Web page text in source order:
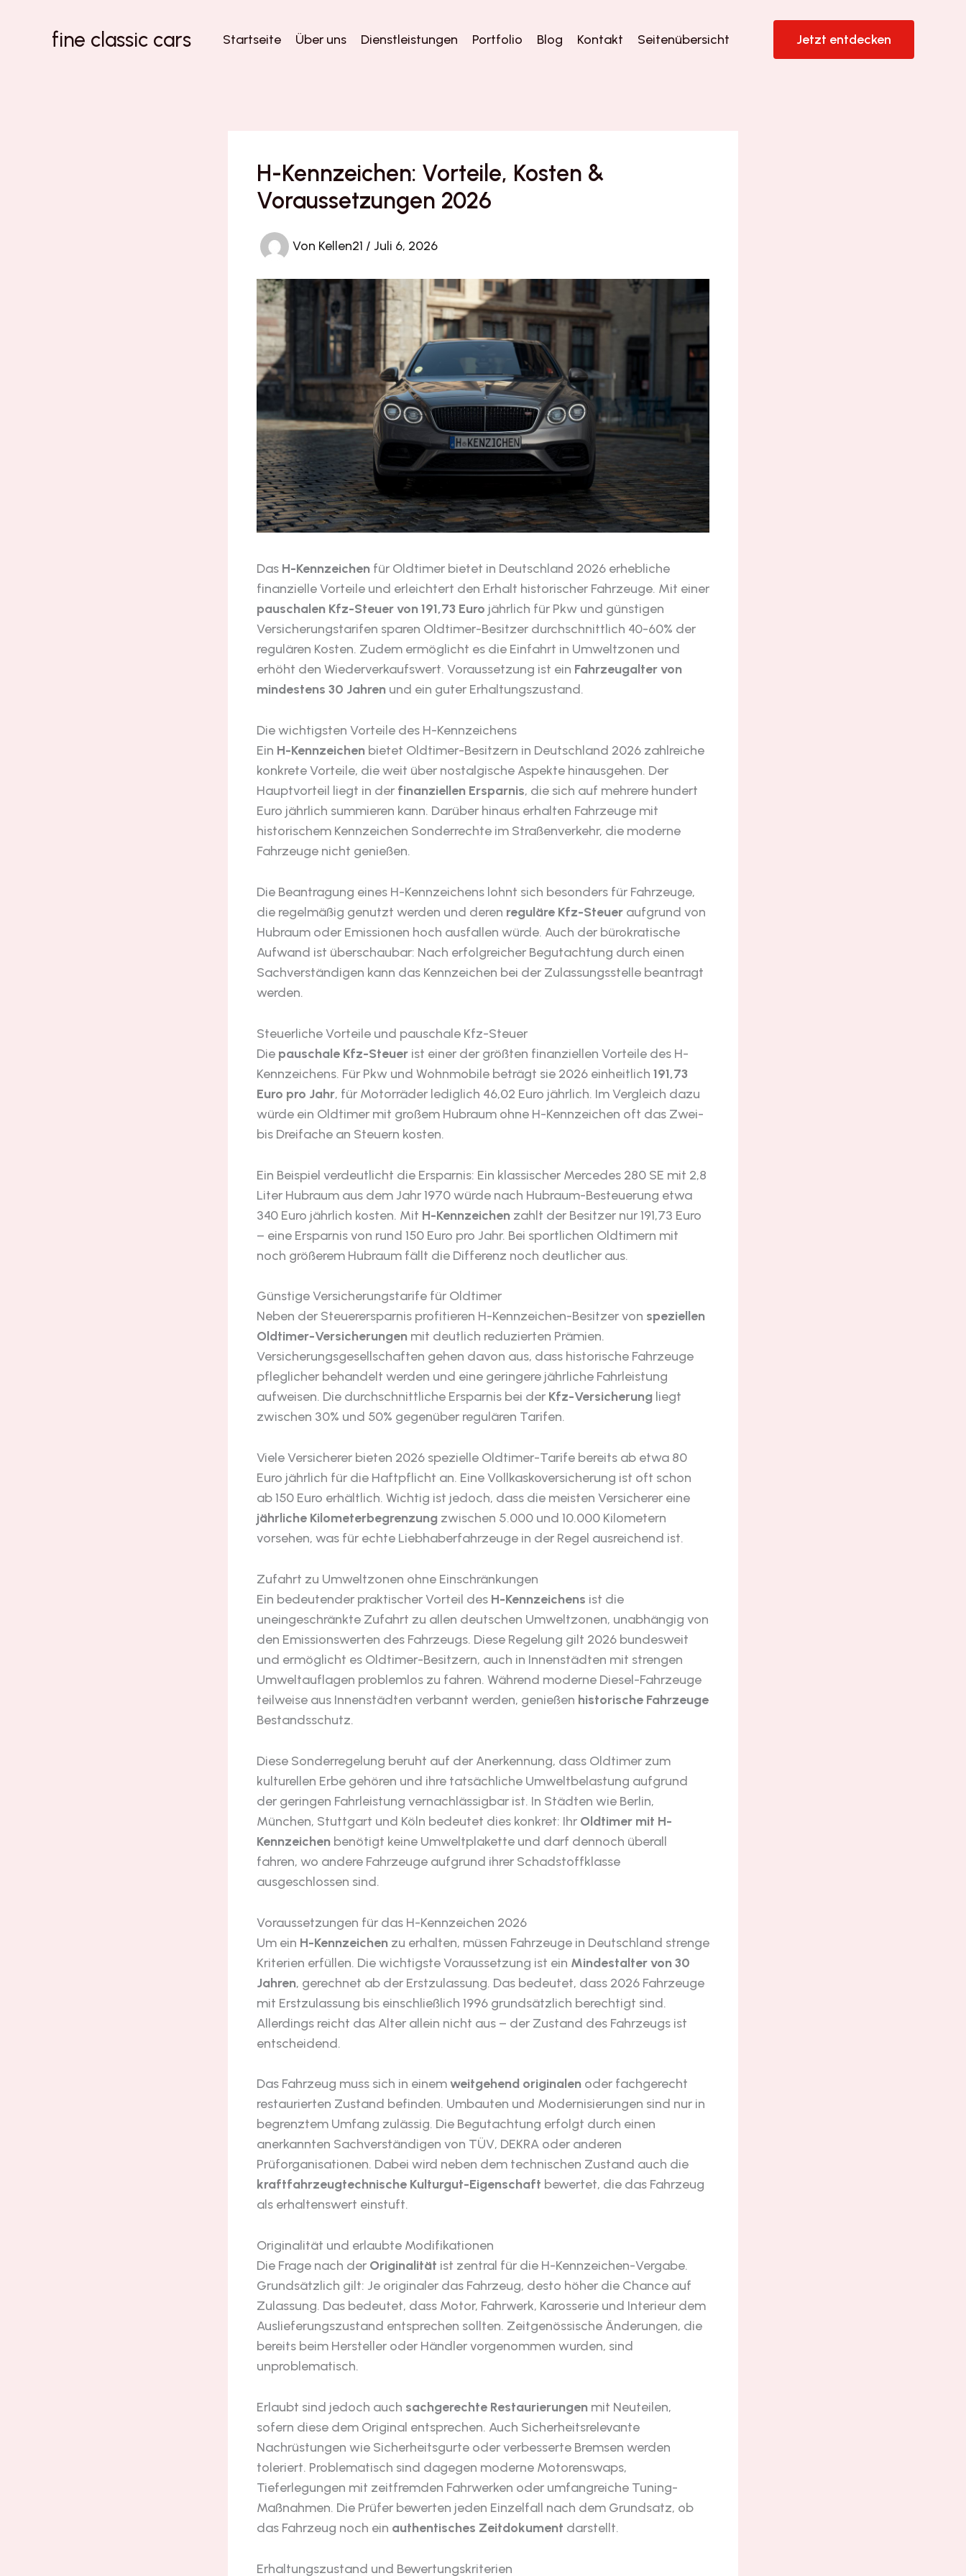
fine classic cars Startseite Über uns Dienstleistungen Portfolio Blog Kontakt Seitenübersicht Jetzt entdecken
H-Kennzeichen: Vorteile, Kosten &
Voraussetzungen 2026
Von Kellen21 / Juli 6, 2026
Das H-Kennzeichen für Oldtimer bietet in Deutschland 2026 erhebliche
finanzielle Vorteile und erleichtert den Erhalt historischer Fahrzeuge. Mit einer
pauschalen Kfz-Steuer von 191,73 Euro jährlich für Pkw und günstigen
Versicherungstarifen sparen Oldtimer-Besitzer durchschnittlich 40-60% der
regulären Kosten. Zudem ermöglicht es die Einfahrt in Umweltzonen und
erhöht den Wiederverkaufswert. Voraussetzung ist ein Fahrzeugalter von
mindestens 30 Jahren und ein guter Erhaltungszustand.
Die wichtigsten Vorteile des H-Kennzeichens
Ein H-Kennzeichen bietet Oldtimer-Besitzern in Deutschland 2026 zahlreiche
konkrete Vorteile, die weit über nostalgische Aspekte hinausgehen. Der
Hauptvorteil liegt in der finanziellen Ersparnis, die sich auf mehrere hundert
Euro jährlich summieren kann. Darüber hinaus erhalten Fahrzeuge mit
historischem Kennzeichen Sonderrechte im Straßenverkehr, die moderne
Fahrzeuge nicht genießen.
Die Beantragung eines H-Kennzeichens lohnt sich besonders für Fahrzeuge,
die regelmäßig genutzt werden und deren reguläre Kfz-Steuer aufgrund von
Hubraum oder Emissionen hoch ausfallen würde. Auch der bürokratische
Aufwand ist überschaubar: Nach erfolgreicher Begutachtung durch einen
Sachverständigen kann das Kennzeichen bei der Zulassungsstelle beantragt
werden.
Steuerliche Vorteile und pauschale Kfz-Steuer
Die pauschale Kfz-Steuer ist einer der größten finanziellen Vorteile des H-
Kennzeichens. Für Pkw und Wohnmobile beträgt sie 2026 einheitlich 191,73
Euro pro Jahr, für Motorräder lediglich 46,02 Euro jährlich. Im Vergleich dazu
würde ein Oldtimer mit großem Hubraum ohne H-Kennzeichen oft das Zwei-
bis Dreifache an Steuern kosten.
Ein Beispiel verdeutlicht die Ersparnis: Ein klassischer Mercedes 280 SE mit 2,8
Liter Hubraum aus dem Jahr 1970 würde nach Hubraum-Besteuerung etwa
340 Euro jährlich kosten. Mit H-Kennzeichen zahlt der Besitzer nur 191,73 Euro
– eine Ersparnis von rund 150 Euro pro Jahr. Bei sportlichen Oldtimern mit
noch größerem Hubraum fällt die Differenz noch deutlicher aus.
Günstige Versicherungstarife für Oldtimer
Neben der Steuerersparnis profitieren H-Kennzeichen-Besitzer von speziellen
Oldtimer-Versicherungen mit deutlich reduzierten Prämien.
Versicherungsgesellschaften gehen davon aus, dass historische Fahrzeuge
pfleglicher behandelt werden und eine geringere jährliche Fahrleistung
aufweisen. Die durchschnittliche Ersparnis bei der Kfz-Versicherung liegt
zwischen 30% und 50% gegenüber regulären Tarifen.
Viele Versicherer bieten 2026 spezielle Oldtimer-Tarife bereits ab etwa 80
Euro jährlich für die Haftpflicht an. Eine Vollkaskoversicherung ist oft schon
ab 150 Euro erhältlich. Wichtig ist jedoch, dass die meisten Versicherer eine
jährliche Kilometerbegrenzung zwischen 5.000 und 10.000 Kilometern
vorsehen, was für echte Liebhaberfahrzeuge in der Regel ausreichend ist.
Zufahrt zu Umweltzonen ohne Einschränkungen
Ein bedeutender praktischer Vorteil des H-Kennzeichens ist die
uneingeschränkte Zufahrt zu allen deutschen Umweltzonen, unabhängig von
den Emissionswerten des Fahrzeugs. Diese Regelung gilt 2026 bundesweit
und ermöglicht es Oldtimer-Besitzern, auch in Innenstädten mit strengen
Umweltauflagen problemlos zu fahren. Während moderne Diesel-Fahrzeuge
teilweise aus Innenstädten verbannt werden, genießen historische Fahrzeuge
Bestandsschutz.
Diese Sonderregelung beruht auf der Anerkennung, dass Oldtimer zum
kulturellen Erbe gehören und ihre tatsächliche Umweltbelastung aufgrund
der geringen Fahrleistung vernachlässigbar ist. In Städten wie Berlin,
München, Stuttgart und Köln bedeutet dies konkret: Ihr Oldtimer mit H-
Kennzeichen benötigt keine Umweltplakette und darf dennoch überall
fahren, wo andere Fahrzeuge aufgrund ihrer Schadstoffklasse
ausgeschlossen sind.
Voraussetzungen für das H-Kennzeichen 2026
Um ein H-Kennzeichen zu erhalten, müssen Fahrzeuge in Deutschland strenge
Kriterien erfüllen. Die wichtigste Voraussetzung ist ein Mindestalter von 30
Jahren, gerechnet ab der Erstzulassung. Das bedeutet, dass 2026 Fahrzeuge
mit Erstzulassung bis einschließlich 1996 grundsätzlich berechtigt sind.
Allerdings reicht das Alter allein nicht aus – der Zustand des Fahrzeugs ist
entscheidend.
Das Fahrzeug muss sich in einemweitgehend originalen oder fachgerecht
restaurierten Zustand befinden. Umbauten und Modernisierungen sind nur in
begrenztem Umfang zulässig. Die Begutachtung erfolgt durch einen
anerkannten Sachverständigen von TÜV, DEKRA oder anderen
Prüforganisationen. Dabei wird neben dem technischen Zustand auch die
kraftfahrzeugtechnische Kulturgut-Eigenschaft bewertet, die das Fahrzeug
als erhaltenswert einstuft.
Originalität und erlaubte Modifikationen
Die Frage nach der Originalität ist zentral für die H-Kennzeichen-Vergabe.
Grundsätzlich gilt: Je originaler das Fahrzeug, desto höher die Chance auf
Zulassung. Das bedeutet, dass Motor, Fahrwerk, Karosserie und Interieur dem
Auslieferungszustand entsprechen sollten. Zeitgenössische Änderungen, die
bereits beim Hersteller oder Händler vorgenommen wurden, sind
unproblematisch.
Erlaubt sind jedoch auch sachgerechte Restaurierungen mit Neuteilen,
sofern diese dem Original entsprechen. Auch Sicherheitsrelevante
Nachrüstungen wie Sicherheitsgurte oder verbesserte Bremsen werden
toleriert. Problematisch sind dagegen moderne Motorenswaps,
Tieferlegungen mit zeitfremden Fahrwerken oder umfangreiche Tuning-
Maßnahmen. Die Prüfer bewerten jeden Einzelfall nach dem Grundsatz, ob
das Fahrzeug noch ein authentisches Zeitdokument darstellt.
Erhaltungszustand und Bewertungskriterien